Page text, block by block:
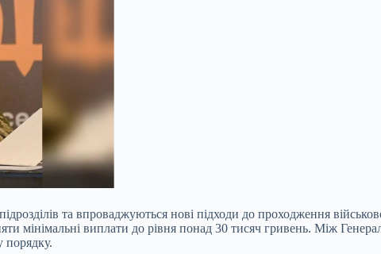
та впроваджуються нові підходи до проходження
мінімальні виплати до рівня понад 30 тисяч гривень. Між
порядку.